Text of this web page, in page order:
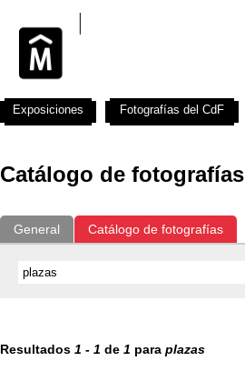
Catálogo de fotografías
General Catálogo de fotografías
Resultados 1 - 1 de 1 para plazas
Exposiciones Fotografías del CdF